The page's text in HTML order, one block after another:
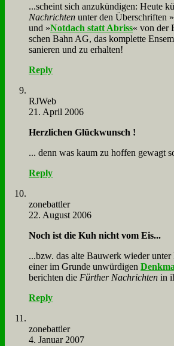
...scheint sich an­zu­kün­di­gen: Heu­te
Nach­rich­ten un­ter den Über­schrif­ten »
und »Not­dach statt Ab­riss« von der
schen Bahn AG, das kom­plet­te
sa­nie­ren und zu er­hal­ten!
Reply
RJ­Web
21. April 2006
Herz­li­chen Glück­wunsch !
... denn was kaum zu hof­fen ge­wagt
Reply
zone­batt­ler
22. August 2006
Noch ist die Kuh nicht vom Eis...
...bzw. das al­te Bau­werk wie­der
ei­ner im Grun­de un­wür­di­gen
be­rich­ten die Für­ther Nach­rich­ten in
Reply
zone­batt­ler
4. Januar 2007